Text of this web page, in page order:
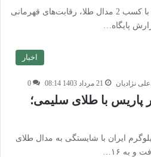
تیم ملی تکواندو نوجوانان ایران با کسب 2 مدال طلا، رقابت‌های قهرمانی
پایگاه…
اخبار
نژادیان 21 مرداد 1403 08:14 0
پاریس با طلای سلیمی؛
وزن به اضافه ۸۰ کیلوگرم ایران با شایستگی به مدال طلای
به ۱۶…